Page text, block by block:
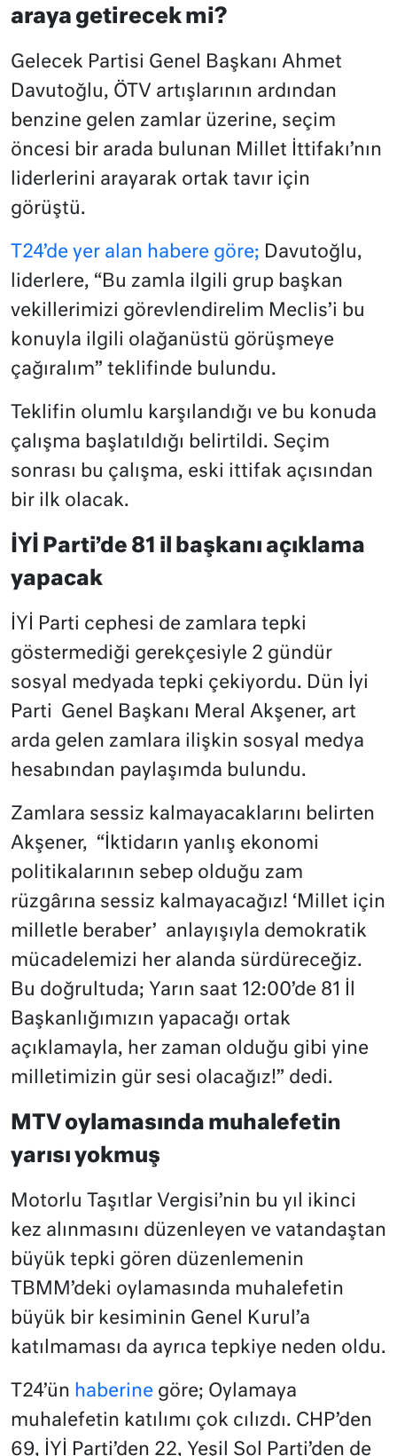
araya getirecek mi?
Gelecek Partisi Genel Başkanı Ahmet
Davutoğlu, ÖTV artışlarının ardından
benzine gelen zamlar üzerine, seçim
öncesi bir arada bulunan Millet İttifakı’nın
liderlerini arayarak ortak tavır için
görüştü.
T24’de yer alan habere göre; Davutoğlu,
liderlere, “Bu zamla ilgili grup başkan
vekillerimizi görevlendirelim Meclis’i bu
konuyla ilgili olağanüstü görüşmeye
çağıralım” teklifinde bulundu.
Teklifin olumlu karşılandığı ve bu konuda
çalışma başlatıldığı belirtildi. Seçim
sonrası bu çalışma, eski ittifak açısından
bir ilk olacak.
İYİ Parti’de 81 il başkanı açıklama
yapacak
İYİ Parti cephesi de zamlara tepki
göstermediği gerekçesiyle 2 gündür
sosyal medyada tepki çekiyordu. Dün İyi
Parti Genel Başkanı Meral Akşener, art
arda gelen zamlara ilişkin sosyal medya
hesabından paylaşımda bulundu.
Zamlara sessiz kalmayacaklarını belirten
Akşener, “İktidarın yanlış ekonomi
politikalarının sebep olduğu zam
rüzgârına sessiz kalmayacağız! ‘Millet için
milletle beraber’ anlayışıyla demokratik
mücadelemizi her alanda sürdüreceğiz.
Bu doğrultuda; Yarın saat 12:00’de 81 İl
Başkanlığımızın yapacağı ortak
açıklamayla, her zaman olduğu gibi yine
milletimizin gür sesi olacağız!” dedi.
MTV oylamasında muhalefetin
yarısı yokmuş
Motorlu Taşıtlar Vergisi’nin bu yıl ikinci
kez alınmasını düzenleyen ve vatandaştan
büyük tepki gören düzenlemenin
TBMM’deki oylamasında muhalefetin
büyük bir kesiminin Genel Kurul’a
katılmaması da ayrıca tepkiye neden oldu.
T24’ün haberine göre; Oylamaya
muhalefetin katılımı çok cılızdı. CHP’den
69, İYİ Parti’den 22, Yeşil Sol Parti’den de